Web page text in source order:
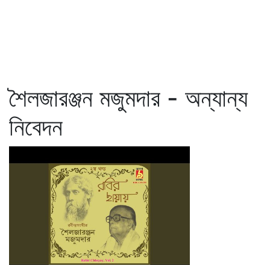
শৈলজারঞ্জন মজুমদার - অন্যান্য
নিবেদন